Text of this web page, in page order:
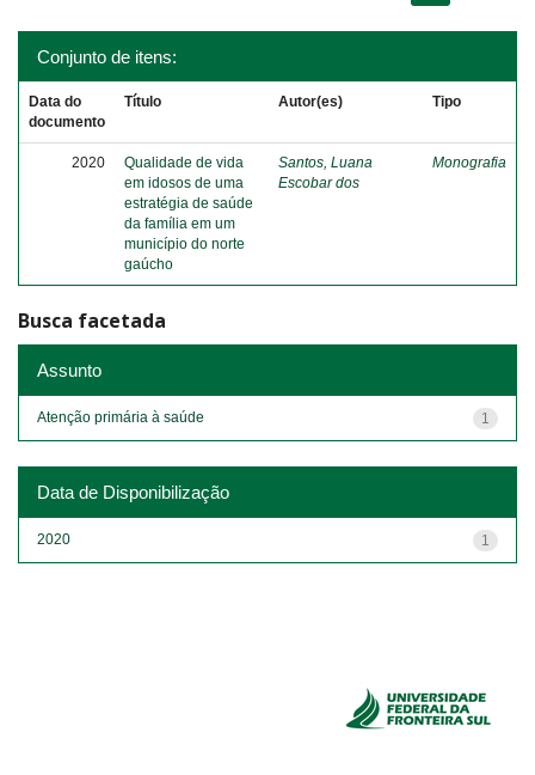
Conjunto de itens:
Data do
documento
Título Autor(es) Tipo
2020
Qualidade de vida
em idosos de uma
estratégia de saúde
da família em um
município do norte
gaúcho
Santos, Luana
Escobar dos
Monografia
Busca facetada
Assunto
1
Atenção primária à saúde
Data de Disponibilização
1
2020